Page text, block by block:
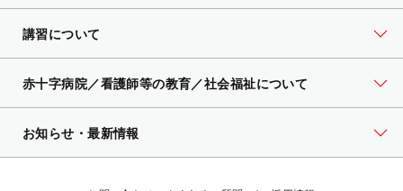
講習について
赤十字病院／看護師等の教育／社会福祉について
お知らせ・最新情報